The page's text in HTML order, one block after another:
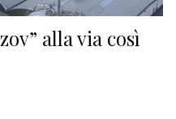
alla via così